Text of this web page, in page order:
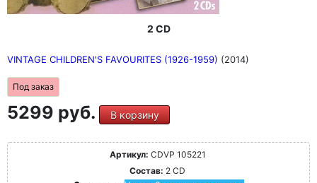
2 CD
VINTAGE CHILDREN'S FAVOURITES (1926-1959) (2014)
Под заказ
5299 руб. В корзину
Артикул: CDVP 105221
Состав: 2 CD